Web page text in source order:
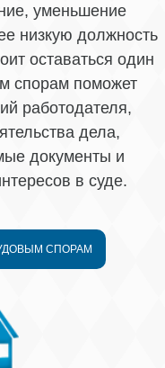
уменьшение
низкую должность
оставаться один
спорам поможет
работодателя,
дела,
документы и
в суде.
СПОРАМ